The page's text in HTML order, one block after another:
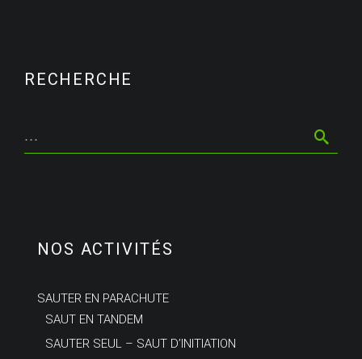
RECHERCHE
NOS ACTIVITÉS
SAUTER EN PARACHUTE
SAUT EN TANDEM
SAUTER SEUL – SAUT D’INITIATION